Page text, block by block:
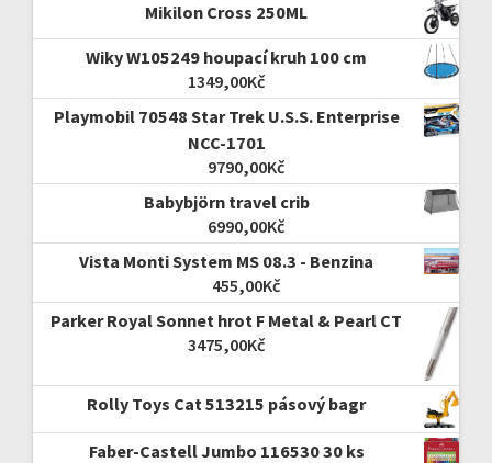
Mikilon Cross 250ML
Wiky W105249 houpací kruh 100 cm
1349,00Kč
Playmobil 70548 Star Trek U.S.S. Enterprise
NCC-1701
9790,00Kč
Babybjörn travel crib
6990,00Kč
Vista Monti System MS 08.3 - Benzina
455,00Kč
Parker Royal Sonnet hrot F Metal & Pearl CT
3475,00Kč
Rolly Toys Cat 513215 pásový bagr
Faber-Castell Jumbo 116530 30 ks